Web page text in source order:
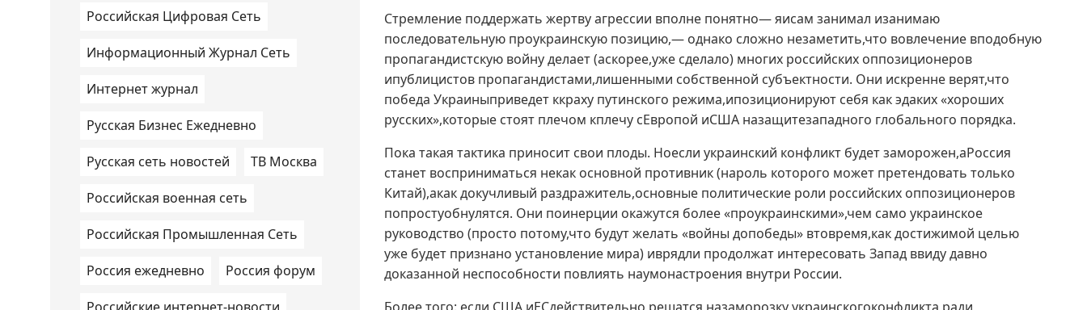
Российская Цифровая Сеть
Информационный Журнал Сеть
Интернет журнал
Русская Бизнес Ежедневно
Русская сеть новостей ТВ Москва
Российская военная сеть
Российская Промышленная Сеть
Россия ежедневно Россия форум
Стремление поддержать жертву агрессии вполне понятно— яисам занимал изанимаю
последовательную проукраинскую позицию,— однако сложно незаметить,что вовлечение вподобную
пропагандистскую войну делает (аскорее,уже сделало) многих российских оппозиционеров
ипублицистов пропагандистами,лишенными собственной субъектности. Они искренне верят,что
победа Украиныприведет ккраху путинского режима,ипозиционируют себя как эдаких «хороших
русских»,которые стоят плечом кплечу сЕвропой иСША назащитезападного глобального порядка.
Пока такая тактика приносит свои плоды. Ноесли украинский конфликт будет заморожен,аРоссия
станет восприниматься некак основной противник (нароль которого может претендовать только
Китай),акак докучливый раздражитель,основные политические роли российских оппозиционеров
попростуобнулятся. Они поинерции окажутся более «проукраинскими»,чем само украинское
руководство (просто потому,что будут желать «войны допобеды» втовремя,как достижимой целью
уже будет признано установление мира) иврядли продолжат интересовать Запад ввиду давно
доказанной неспособности повлиять наумонастроения внутри России.